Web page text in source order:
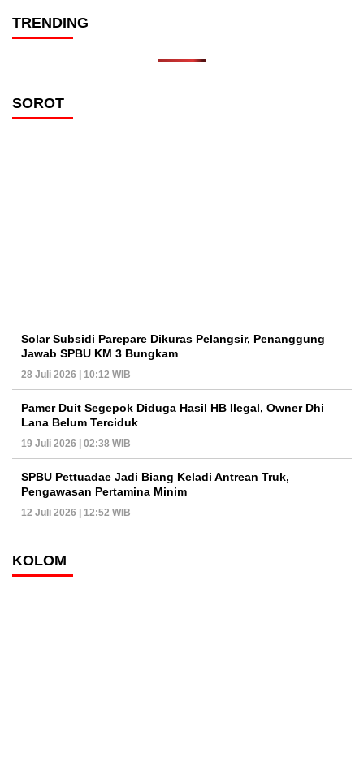
TRENDING
SOROT
Solar Subsidi Parepare Dikuras Pelangsir, Penanggung
Jawab SPBU KM 3 Bungkam
28 Juli 2026 | 10:12 WIB
Pamer Duit Segepok Diduga Hasil HB Ilegal, Owner Dhi
Lana Belum Terciduk
19 Juli 2026 | 02:38 WIB
SPBU Pettuadae Jadi Biang Keladi Antrean Truk,
Pengawasan Pertamina Minim
12 Juli 2026 | 12:52 WIB
KOLOM